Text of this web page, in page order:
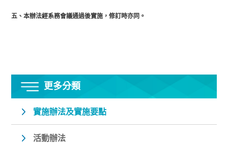
五、本辦法經系務會議通過後實施，修訂時亦同。
更多分類
實施辦法及實施要點
活動辦法